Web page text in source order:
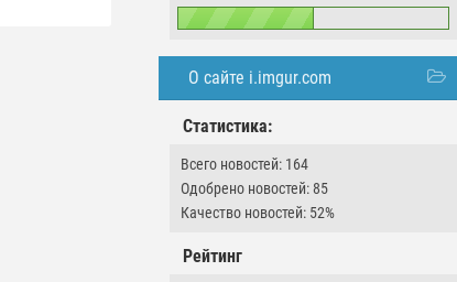
О сайте i.imgur.com
Статистика:
Всего новостей: 164
Одобрено новостей: 85
Качество новостей: 52%
Рейтинг